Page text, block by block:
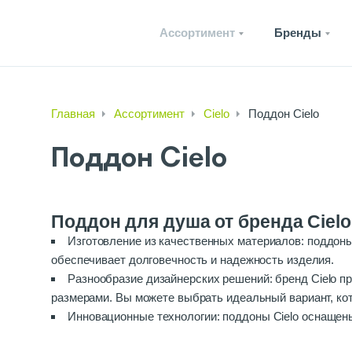
Ассортимент Бренды
Главная Ассортимент Cielo Поддон Cielo
Поддон Cielo
Поддон для душа от бренда Cielo
Изготовление из качественных материалов:
обеспечивает долговечность и надежность изделия.
Разнообразие дизайнерских решений: бренд
размерами. Вы можете выбрать идеальный вариант,
Инновационные технологии: поддоны Cielo